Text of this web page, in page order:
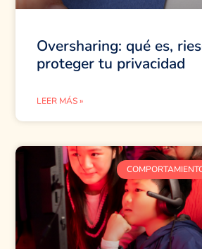
Oversharing: qué es,
proteger tu privacidad
LEER MÁS »